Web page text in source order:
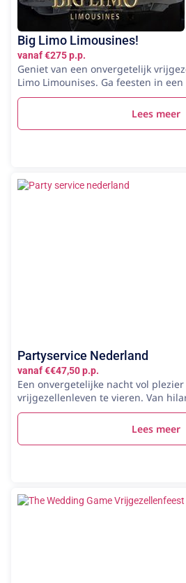
Big Limo Limousines!
vanaf €275 p.p.
Geniet van een onvergetelijk
Limo Limounises. Ga feesten in
Lees meer
Partyservice Nederland
vanaf €€47,50 p.p.
Een onvergetelijke nacht vol
vrijgezellenleven te vieren. Van
Lees meer